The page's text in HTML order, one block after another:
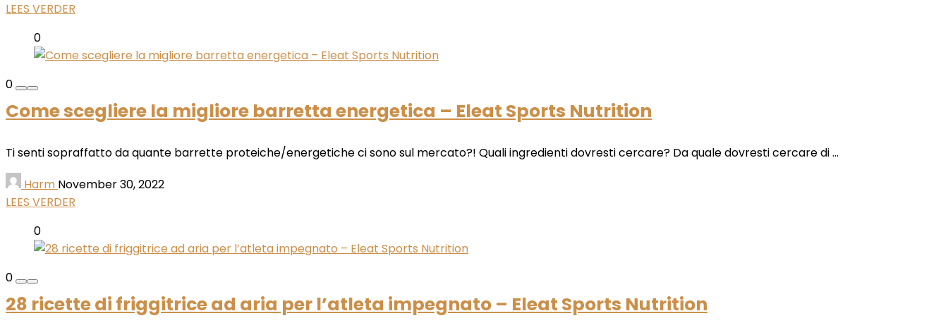
LEES VERDER
0
0
Come scegliere la migliore barretta energetica – Eleat Sports Nutrition
Ti senti sopraffatto da quante barrette proteiche/energetiche ci sono sul mercato?! Quali ingredienti dovresti cercare? Da quale dovresti cercare di ...
Harm November 30, 2022
LEES VERDER
0
0
28 ricette di friggitrice ad aria per l’atleta impegnato – Eleat Sports Nutrition